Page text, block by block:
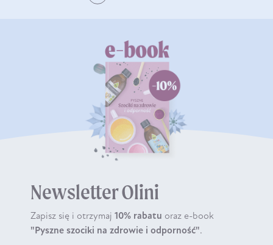
Newsletter Olini
Zapisz się i otrzymaj 10% rabatu oraz e-book
"Pyszne szociki na zdrowie i odporność".